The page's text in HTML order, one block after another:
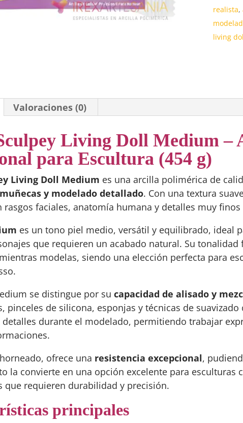
realista,
living
Valoraciones (0)
Living Doll Medium –
para Escultura (454 g)
Living Doll Medium es una arcilla polimérica de
y modelado detallado. Con una textura
rasgos faciales, anatomía humana y detalles muy
es un tono piel medio, versátil y equilibrado, ideal
que requieren un acabado natural. Su
modelas, siendo una elección perfecta para
se distingue por sucapacidad de alisado y
pinceles de silicona, esponjas y técnicas de
durante el modelado, permitiendo trabajar
ofrece una resistencia excepcional,
la convierte en una opción excelente para esculturas
que requieren durabilidad y precisión.
principales